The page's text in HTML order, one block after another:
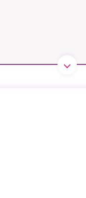
och vi hoppas att du